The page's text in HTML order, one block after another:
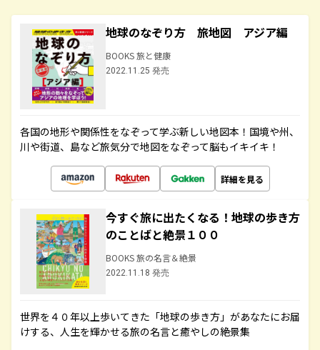
地球のなぞり方 旅地図 アジア編
BOOKS 旅と健康
2022.11.25 発売
各国の地形や関係性をなぞって学ぶ新しい地図本！国境や州、
川や街道、島など旅気分で地図をなぞって脳もイキイキ！
詳細を見る
今すぐ旅に出たくなる！地球の歩き方
のことばと絶景１００
BOOKS 旅の名言＆絶景
2022.11.18 発売
世界を４０年以上歩いてきた「地球の歩き方」があなたにお届
けする、人生を輝かせる旅の名言と癒やしの絶景集